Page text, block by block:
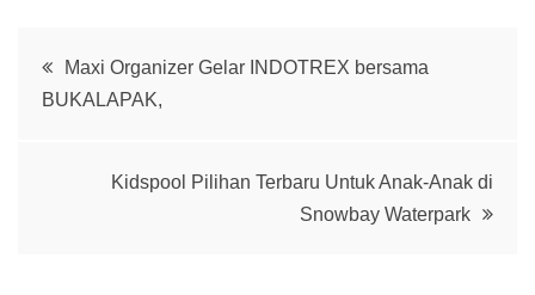
Post
navigation
Maxi Organizer Gelar INDOTREX bersama
BUKALAPAK,
Kidspool Pilihan Terbaru Untuk Anak-Anak di
Snowbay Waterpark